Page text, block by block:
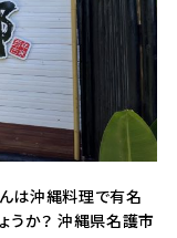
は沖縄料理で有名
うか？ 沖縄県名護市